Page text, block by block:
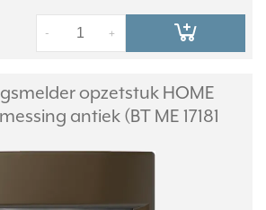
+
-
opzetstuk HOME
antiek (BT ME 17181